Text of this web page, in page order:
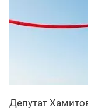
Депутат